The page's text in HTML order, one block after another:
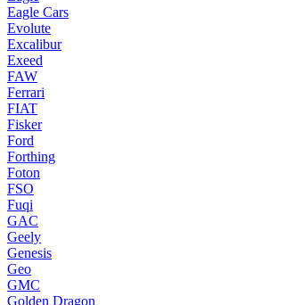
Eagle Cars
Evolute
Excalibur
Exeed
FAW
Ferrari
FIAT
Fisker
Ford
Forthing
Foton
FSO
Fuqi
GAC
Geely
Genesis
Geo
GMC
Golden Dragon